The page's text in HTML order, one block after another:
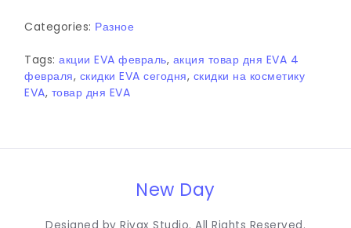
Categories: Разное
Tags: акции EVA февраль, акция товар дня EVA 4
февраля, скидки EVA сегодня, скидки на косметику
EVA, товар дня EVA
New Day